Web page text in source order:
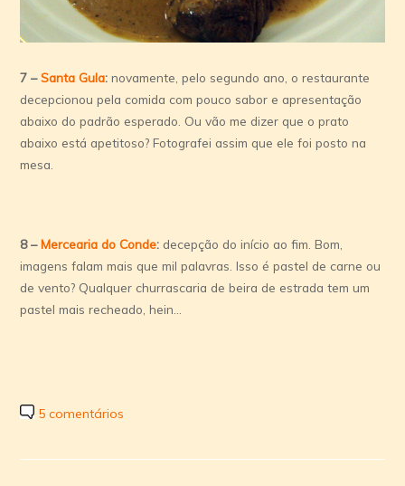
7 –Santa Gula: novamente, pelo segundo ano, o restaurante
decepcionou pela comida com pouco sabor e apresentação
abaixo do padrão esperado. Ou vão me dizer que o prato
abaixo está apetitoso? Fotografei assim que ele foi posto na
mesa.
8 –Mercearia do Conde:decepção do início ao fim. Bom,
imagens falam mais que mil palavras. Isso é pastel de carne ou
de vento? Qualquer churrascaria de beira de estrada tem um
pastel mais recheado, hein…
5 comentários